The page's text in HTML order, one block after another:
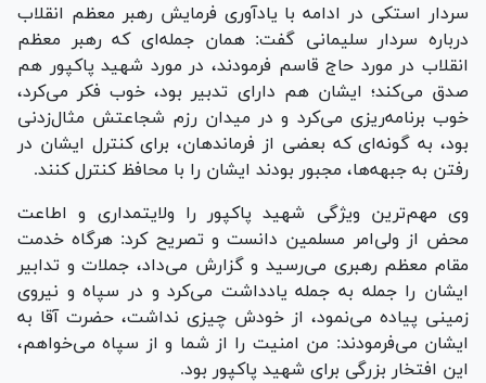
سردار استکی در ادامه با یادآوری فرمایش رهبر معظم انقلاب
درباره سردار سلیمانی گفت: همان جمله‌ای که رهبر معظم
انقلاب در مورد حاج قاسم فرمودند، در مورد شهید پاکپور هم
صدق می‌کند؛ ایشان هم دارای تدبیر بود، خوب فکر می‌کرد،
خوب برنامه‌ریزی می‌کرد و در میدان رزم شجاعتش مثال‌زدنی
بود، به گونه‌ای که بعضی از فرماندهان، برای کنترل ایشان در
رفتن به جبهه‌ها، مجبور بودند ایشان را با محافظ کنترل کنند.
وی مهم‌ترین ویژگی شهید پاکپور را ولایتمداری و اطاعت
محض از ولی‌امر مسلمین دانست و تصریح کرد: هرگاه خدمت
مقام معظم رهبری می‌رسید و گزارش می‌داد، جملات و تدابیر
ایشان را جمله به جمله یادداشت می‌کرد و در سپاه و نیروی
زمینی پیاده می‌نمود، از خودش چیزی نداشت، حضرت آقا به
ایشان می‌فرمودند: من امنیت را از شما و از سپاه می‌خواهم،
این افتخار بزرگی برای شهید پاکپور بود.